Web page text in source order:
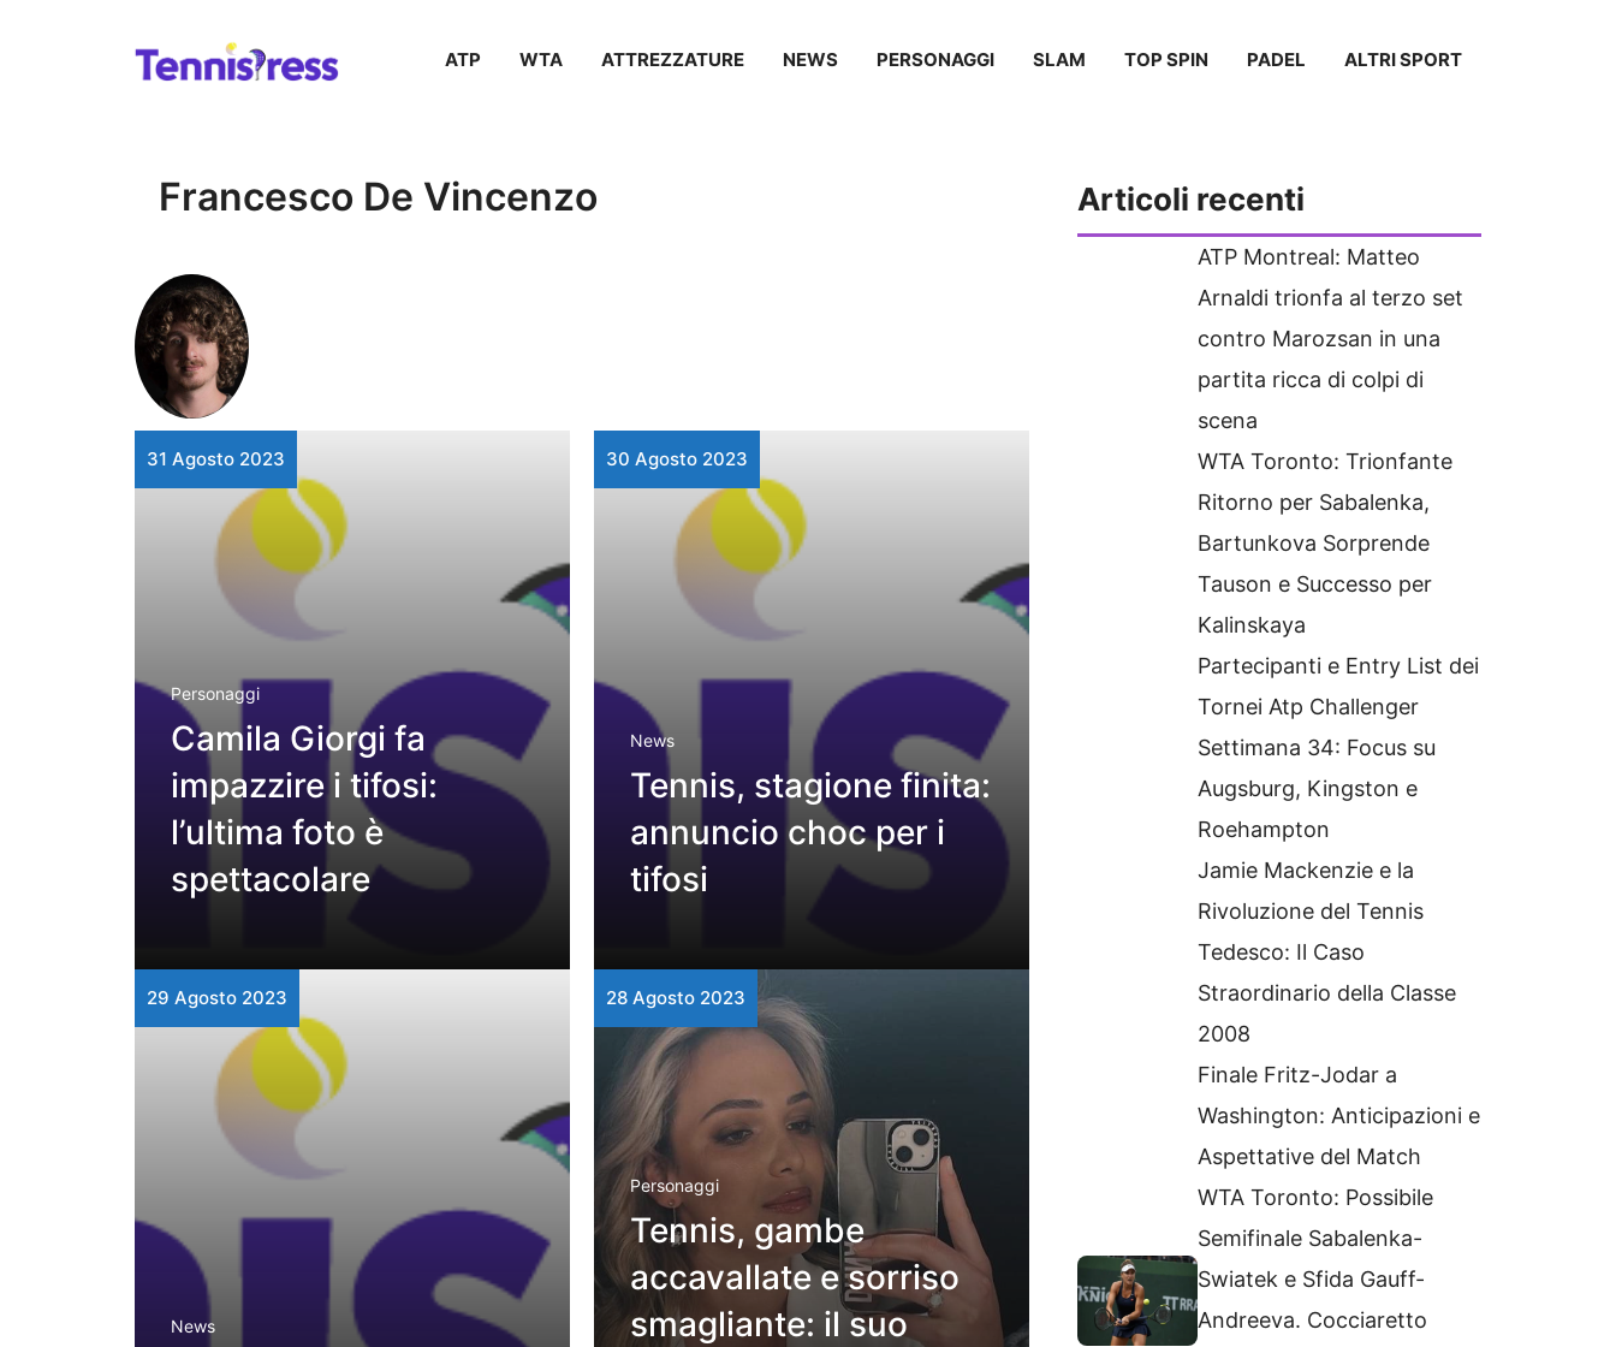
ATP WTA ATTREZZATURE NEWS PERSONAGGI SLAM TOP SPIN PADEL ALTRI SPORT
Francesco De Vincenzo
31 Agosto 2023
Personaggi
Camila Giorgi fa
impazzire i tifosi:
l’ultima foto è
spettacolare
30 Agosto 2023
News
Tennis, stagione finita:
annuncio choc per i
tifosi
29 Agosto 2023
News
28 Agosto 2023
Personaggi
Tennis, gambe
accavallate e sorriso
smagliante: il suo
Articoli recenti
ATP Montreal: Matteo
Arnaldi trionfa al terzo set
contro Marozsan in una
partita ricca di colpi di
scena
WTA Toronto: Trionfante
Ritorno per Sabalenka,
Bartunkova Sorprende
Tauson e Successo per
Kalinskaya
Partecipanti e Entry List dei
Tornei Atp Challenger
Settimana 34: Focus su
Augsburg, Kingston e
Roehampton
Jamie Mackenzie e la
Rivoluzione del Tennis
Tedesco: Il Caso
Straordinario della Classe
2008
Finale Fritz-Jodar a
Washington: Anticipazioni e
Aspettative del Match
WTA Toronto: Possibile
Semifinale Sabalenka-
Swiatek e Sfida Gauff-
Andreeva. Cocciaretto